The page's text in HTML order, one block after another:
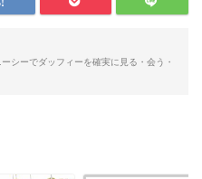
シーでダッフィーを確実に見る・会う・